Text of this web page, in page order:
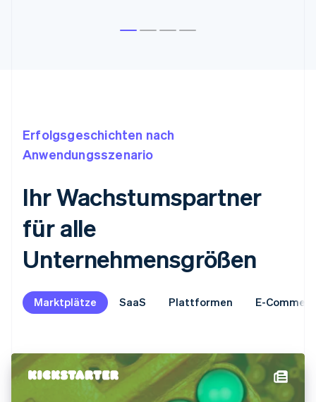
Erfolgsgeschichten nach
Anwendungsszenario
Ihr Wachstumspartner
für alle
Unternehmensgrößen
Marktplätze SaaS Plattformen E-